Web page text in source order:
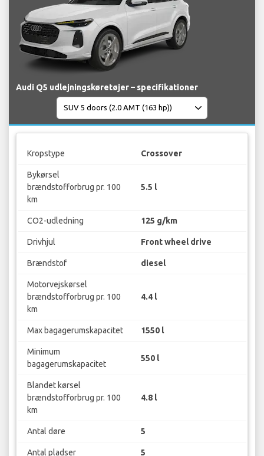
Audi Q5 udlejningskøretøjer – specifikationer
Kropstype Crossover
Bykørsel
brændstofforbrug pr. 100
km
5.5 l
CO2-udledning 125 g/km
Drivhjul Front wheel drive
Brændstof diesel
Motorvejskørsel
brændstofforbrug pr. 100
km
4.4 l
Max bagagerumskapacitet 1550 l
Minimum
bagagerumskapacitet
550 l
Blandet kørsel
brændstofforbrug pr. 100
km
4.8 l
Antal døre 5
Antal pladser 5